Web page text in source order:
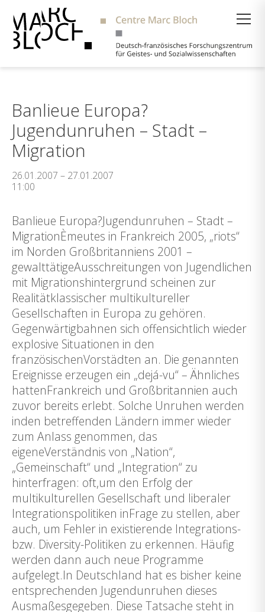
Banlieue Europa?
Jugendunruhen – Stadt –
Migration
26.01.2007 – 27.01.2007
11:00
Banlieue Europa?Jugendunruhen – Stadt –
MigrationÈmeutes in Frankreich 2005, „riots“
im Norden Großbritanniens 2001 –
gewalttätigeAusschreitungen von Jugendlichen
mit Migrationshintergrund scheinen zur
Realitätklassischer multikultureller
Gesellschaften in Europa zu gehören.
Gegenwärtigbahnen sich offensichtlich wieder
explosive Situationen in den
französischenVorstädten an. Die genannten
Ereignisse erzeugen ein „dejá-vu“ – Ähnliches
hattenFrankreich und Großbritannien auch
zuvor bereits erlebt. Solche Unruhen werden
inden betreffenden Ländern immer wieder
zum Anlass genommen, das
eigeneVerständnis von „Nation“,
„Gemeinschaft“ und „Integration“ zu
hinterfragen: oft,um den Erfolg der
multikulturellen Gesellschaft und liberaler
Integrationspolitiken inFrage zu stellen, aber
auch, um Fehler in existierende Integrations-
bzw. Diversity-Politiken zu erkennen. Häufig
werden dann auch neue Programme
aufgelegt.In Deutschland hat es bisher keine
entsprechenden Jugendunruhen dieses
Ausmaßesgegeben. Diese Tatsache steht in